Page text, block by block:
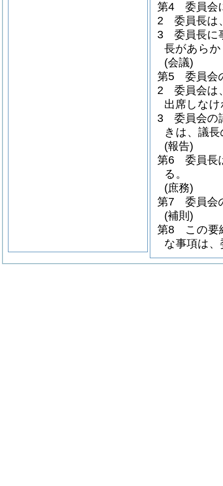
第4 委員会
2 委員長は
3 委員長に
長があら
(会議)
第5 委員会
2 委員会は
出席しな
3 委員会の
きは、議
(報告)
第6 委員長
る。
(庶務)
第7 委員会
(補則)
第8 この要
な事項は